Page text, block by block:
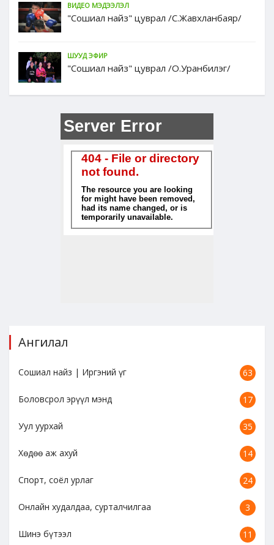
ВИДЕО МЭДЭЭЛЭЛ
"Сошиал найз" цуврал /С.Жавхланбаяр/
ШУУД ЭФИР
"Сошиал найз" цуврал /О.Уранбилэг/
Ангилал
Сошиал найз | Иргэний үг 63
Боловсрол эрүүл мэнд 17
Уул уурхай 35
Хөдөө аж ахуй 14
Спорт, соёл урлаг 24
Онлайн худалдаа, сурталчилгаа 3
Шинэ бүтээл 11